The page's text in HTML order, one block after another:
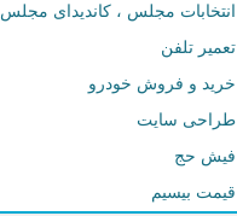
انتخابات مجلس ، کاندیدای مجلس
تعمیر تلفن
خرید و فروش خودرو
طراحی سایت
فیش حج
قیمت بیسیم